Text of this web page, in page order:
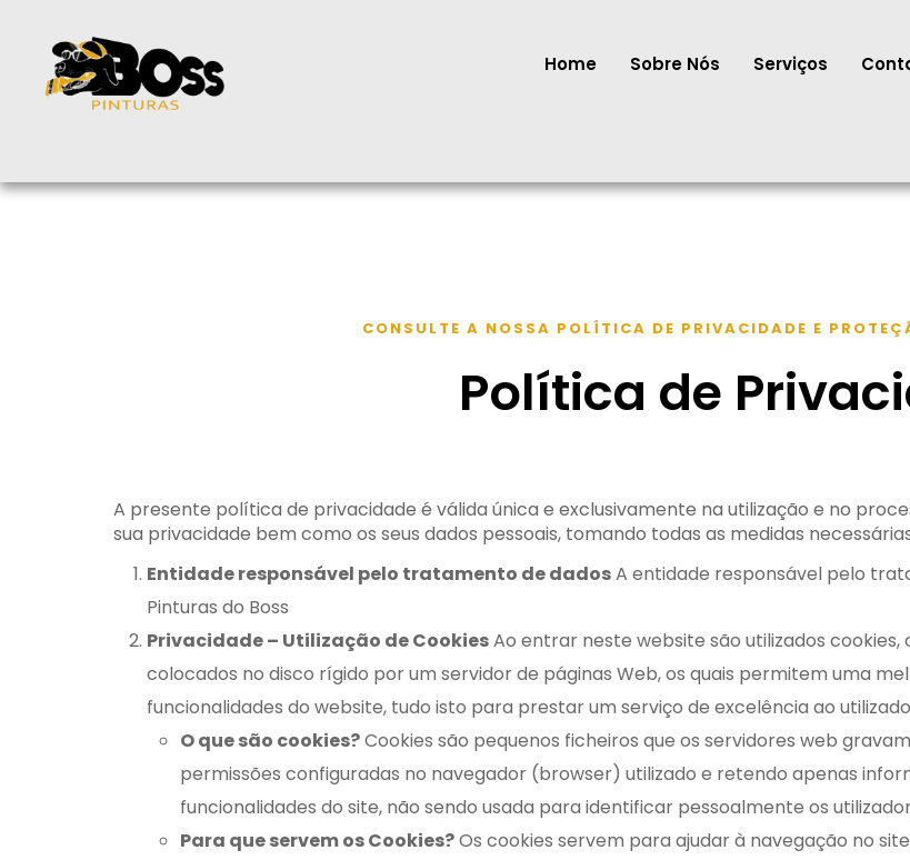
Home Sobre Nós Serviços
CONSULTE A NOSSA POLÍTICA DE PRIVACIDADE E
Política de
A presente política de privacidade é válida única e exclusivamente na utilização e no
sua privacidade bem como os seus dados pessoais, tomando todas as medidas
Entidade responsável pelo tratamento de dadosA entidade responsável pelo
Pinturas do Boss
Privacidade – Utilização de CookiesAo entrar neste website são utilizados
colocados no disco rígido por um servidor de páginas Web, os quais permitem uma
funcionalidades do website, tudo isto para prestar um serviço de excelência ao
O que são cookies?Cookies são pequenos ficheiros que os servidores web
permissões configuradas no navegador (browser) utilizado e retendo apenas
funcionalidades do site, não sendo usada para identificar pessoalmente os
Para que servem os Cookies?Os cookies servem para ajudar à navegação no